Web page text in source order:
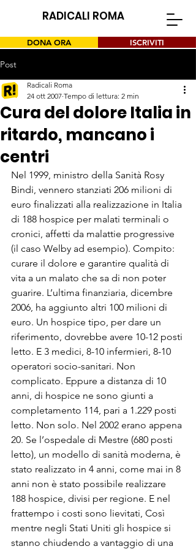
RADICALI ROMA
DONA ORA ISCRIVITI
Post
Cura del dolore Italia in
ritardo, mancano i
centri
Radicali Roma
24 ott 2007 Tempo di lettura: 2 min
Nel 1999, ministro della Sanità Rosy
Bindi, vennero stanziati 206 milioni di
euro finalizzati alla realizzazione in Italia
di 188 hospice per malati terminali o
cronici, affetti da malattie progressive
(il caso Welby ad esempio). Compito:
curare il dolore e garantire qualità di
vita a un malato che sa di non poter
guarire. L’ultima finanziaria, dicembre
2006, ha aggiunto altri 100 milioni di
euro. Un hospice tipo, per dare un
riferimento, dovrebbe avere 10-12 posti
letto. E 3 medici, 8-10 infermieri, 8-10
operatori socio-sanitari. Non
complicato. Eppure a distanza di 10
anni, di hospice ne sono giunti a
completamento 114, pari a 1.229 posti
letto. Non solo. Nel 2002 erano appena
20. Se l’ospedale di Mestre (680 posti
letto), un modello di sanità moderna, è
stato realizzato in 4 anni, come mai in 8
anni non è stato possibile realizzare
188 hospice, divisi per regione. E nel
frattempo i costi sono lievitati, Così
mentre negli Stati Uniti gli hospice si
stanno chiudendo a vantaggio di una